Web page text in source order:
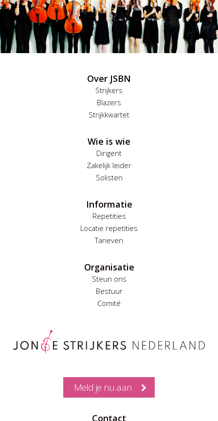
Over JSBN
Strijkers
Blazers
Strijkkwartet
Wie is wie
Dirigent
Zakelijk leider
Solisten
Informatie
Repetities
Locatie repetities
Tarieven
Organisatie
Steun ons
Bestuur
Comité
Meld je nu aan
Contact